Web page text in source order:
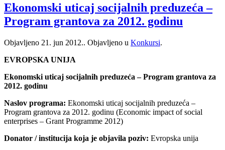
Ekonomski uticaj socijalnih preduzeća –
Program grantova za 2012. godinu
Objavljeno 21. jun 2012.. Objavljeno u Konkursi.
EVROPSKA UNIJA
Ekonomski uticaj socijalnih preduzeća – Program grantova za
2012. godinu
Naslov programa: Ekonomski uticaj socijalnih preduzeća –
Program grantova za 2012. godinu (Economic impact of social
enterprises – Grant Programme 2012)
Donator / institucija koja je objavila poziv: Evropska unija